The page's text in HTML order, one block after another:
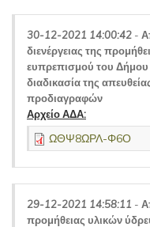
30-12-2021 14:00:42 -
διενέργειας της
ευπρεπισμού του
διαδικασία της
προδιαγραφών
Αρχείο ΑΔΑ:
ΩΘΨ8ΩΡΛ-Φ6Ο
29-12-2021 14:58:11 -
προμήθειας υλικών